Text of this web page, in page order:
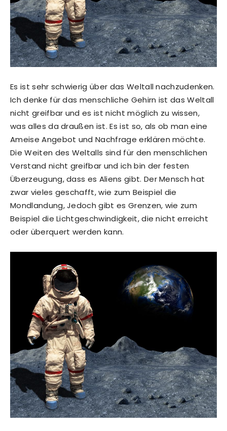
Es ist sehr schwierig über das Weltall nachzudenken.
Ich denke für das menschliche Gehirn ist das Weltall
nicht greifbar und es ist nicht möglich zu wissen,
was alles da draußen ist. Es ist so, als ob man eine
Ameise Angebot und Nachfrage erklären möchte.
Die Weiten des Weltalls sind für den menschlichen
Verstand nicht greifbar und ich bin der festen
Überzeugung, dass es Aliens gibt. Der Mensch hat
zwar vieles geschafft, wie zum Beispiel die
Mondlandung, Jedoch gibt es Grenzen, wie zum
Beispiel die Lichtgeschwindigkeit, die nicht erreicht
oder überquert werden kann.